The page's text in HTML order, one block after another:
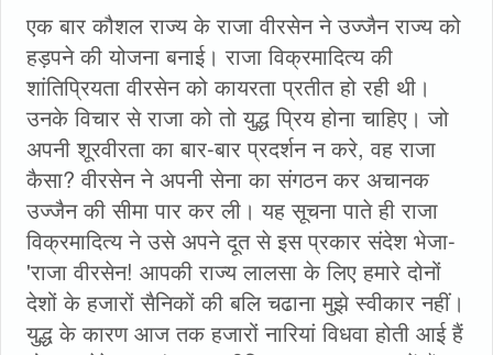
एक बार कौशल राज्य के राजा वीरसेन ने उज्जैन राज्य को
हड़पने की योजना बनाई। राजा विक्रमादित्य की
शांतिप्रियता वीरसेन को कायरता प्रतीत हो रही थी।
उनके विचार से राजा को तो युद्ध प्रिय होना चाहिए। जो
अपनी शूरवीरता का बार-बार प्रदर्शन न करे, वह राजा
कैसा? वीरसेन ने अपनी सेना का संगठन कर अचानक
उज्जैन की सीमा पार कर ली। यह सूचना पाते ही राजा
विक्रमादित्य ने उसे अपने दूत से इस प्रकार संदेश भेजा-
'राजा वीरसेन! आपकी राज्य लालसा के लिए हमारे दोनों
देशों के हजारों सैनिकों की बलि चढाना मुझे स्वीकार नहीं।
युद्ध के कारण आज तक हजारों नारियां विधवा होती आई हैं